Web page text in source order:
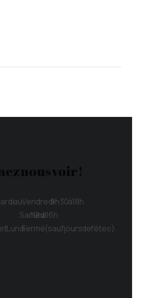
nous voir !
au Vendredi 9h30 à 18h
Samedi 10h à 16h
Lundi Fermé (sauf jours de fêtes)